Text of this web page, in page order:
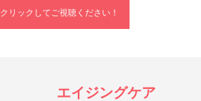
リックしてご視聴ください！
エイジングケア